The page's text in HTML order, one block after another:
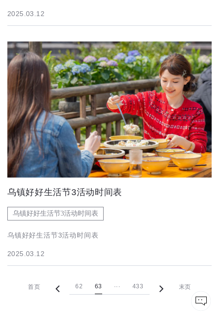
2025.03.12
乌镇好好生活节3活动时间表
乌镇好好生活节3活动时间表
乌镇好好生活节3活动时间表
2025.03.12
首页 62 63 ··· 433 末页